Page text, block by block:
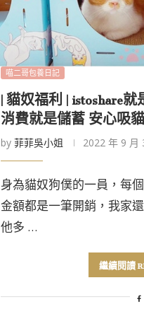
喵二哥包養日記
| 貓奴福利 | istoshare
消費就是儲蓄 安心吸
by 菲菲吳小姐 2022 年 9 月
身為貓奴狗僕的一員，每
金額都是一筆開銷，我家
他多 …
繼續閱讀